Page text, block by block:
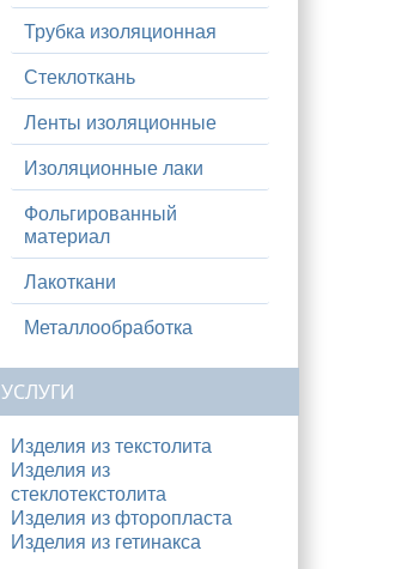
Трубка изоляционная
Стеклоткань
Ленты изоляционные
Изоляционные лаки
Фольгированный
материал
Лакоткани
Металлообработка
УСЛУГИ
Изделия из текстолита
Изделия из
стеклотекстолита
Изделия из фторопласта
Изделия из гетинакса